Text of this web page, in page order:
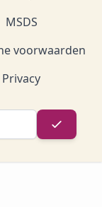
MSDS
voorwaarden
Privacy